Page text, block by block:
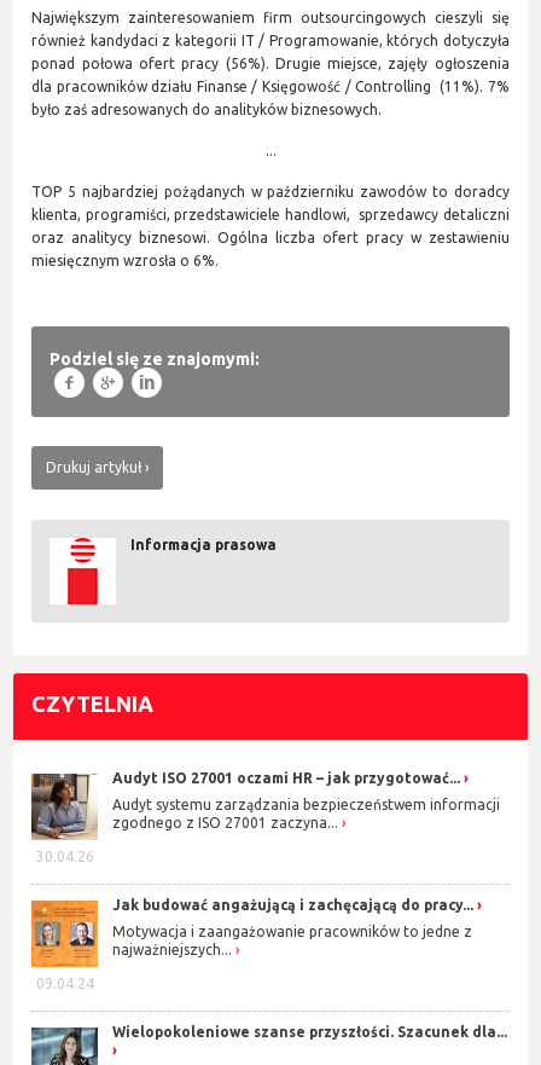
Największym zainteresowaniem firm outsourcingowych cieszyli się
również kandydaci z kategorii IT / Programowanie, których dotyczyła
ponad połowa ofert pracy (56%). Drugie miejsce, zajęły ogłoszenia
dla pracowników działu Finanse / Księgowość / Controlling (11%). 7%
było zaś adresowanych do analityków biznesowych.
...
TOP 5 najbardziej pożądanych w październiku zawodów to doradcy
klienta, programiści, przedstawiciele handlowi, sprzedawcy detaliczni
oraz analitycy biznesowi. Ogólna liczba ofert pracy w zestawieniu
miesięcznym wzrosła o 6%.
Podziel się ze znajomymi:
f g l
Drukuj artykuł
Informacja prasowa
CZYTELNIA
30.04.26
Audyt ISO 27001 oczami HR – jak przygotować...
Audyt systemu zarządzania bezpieczeństwem informacji
zgodnego z ISO 27001 zaczyna...
09.04.24
Jak budować angażującą i zachęcającą do pracy...
Motywacja i zaangażowanie pracowników to jedne z
najważniejszych...
Wielopokoleniowe szanse przyszłości. Szacunek dla...